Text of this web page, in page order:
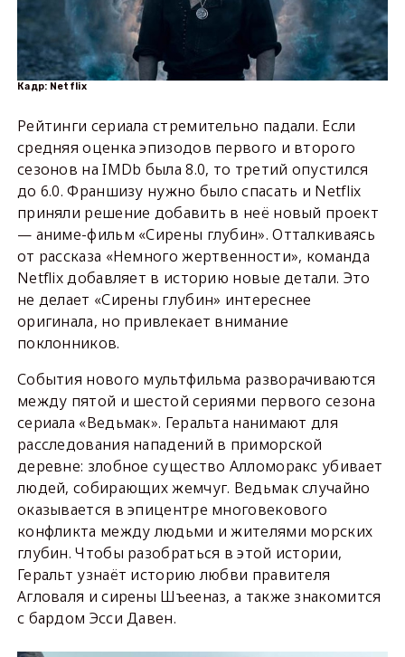
Кадр: Netflix
Рейтинги сериала стремительно падали. Если
средняя оценка эпизодов первого и второго
сезонов на IMDb была 8.0, то третий опустился
до 6.0. Франшизу нужно было спасать и Netflix
приняли решение добавить в неё новый проект
— аниме-фильм «Сирены глубин». Отталкиваясь
от рассказа «Немного жертвенности», команда
Netflix добавляет в историю новые детали. Это
не делает «Сирены глубин» интереснее
оригинала, но привлекает внимание
поклонников.
События нового мультфильма разворачиваются
между пятой и шестой сериями первого сезона
сериала «Ведьмак». Геральта нанимают для
расследования нападений в приморской
деревне: злобное существо Алломоракс убивает
людей, собирающих жемчуг. Ведьмак случайно
оказывается в эпицентре многовекового
конфликта между людьми и жителями морских
глубин. Чтобы разобраться в этой истории,
Геральт узнаёт историю любви правителя
Агловаля и сирены Шъееназ, а также знакомится
с бардом Эсси Давен.